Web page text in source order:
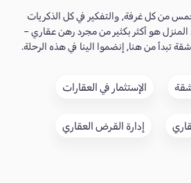
من كل غرفة, والتفكير في كل الذكريات
هو أكثر بكثير من مجرد رهن عقاري –
تبدأ من هنا, إنضموا الينا في هذه الرحلة.
الإستثمار في العقارات
إدارة القرض العقاري